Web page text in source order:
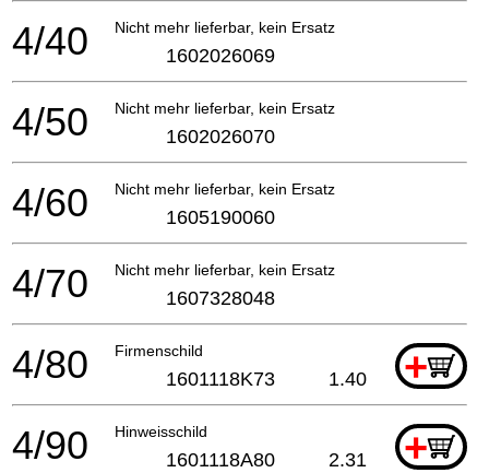
Nicht mehr lieferbar, kein Ersatz
4/40 1602026069
Nicht mehr lieferbar, kein Ersatz
4/50 1602026070
Nicht mehr lieferbar, kein Ersatz
4/60 1605190060
Nicht mehr lieferbar, kein Ersatz
4/70 1607328048
Firmenschild +
4/80 1601118K73 1.40
Hinweisschild +
4/90 1601118A80 2.31